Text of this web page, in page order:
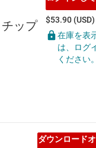
ップ
$53.90 (USD)
在庫を表
は、ログ
ください。
ダウンロード